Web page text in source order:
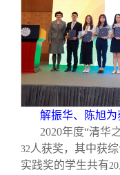
解振华、陈旭
2020年度“清华
32人获奖，其中获
实践奖的学生共有20